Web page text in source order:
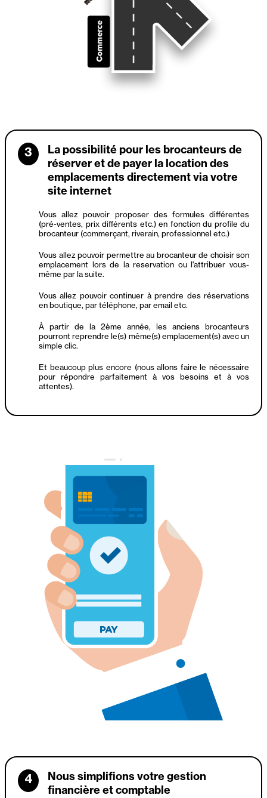
3
La possibilité pour les brocanteurs de
réserver et de payer la location des
emplacements directement via votre
site internet
Vous allez pouvoir proposer des formules différentes
(pré-ventes, prix différents etc.) en fonction du profile du
brocanteur (commerçant, riverain, professionnel etc.)
Vous allez pouvoir permettre au brocanteur de choisir son
emplacement lors de la reservation ou l'attribuer vous-
même par la suite.
Vous allez pouvoir continuer à prendre des réservations
en boutique, par téléphone, par email etc.
À partir de la 2ème année, les anciens brocanteurs
pourront reprendre le(s) même(s) emplacement(s) avec un
simple clic.
Et beaucoup plus encore (nous allons faire le nécessaire
pour répondre parfaitement à vos besoins et à vos
attentes).
4
Nous simplifions votre gestion
financière et comptable